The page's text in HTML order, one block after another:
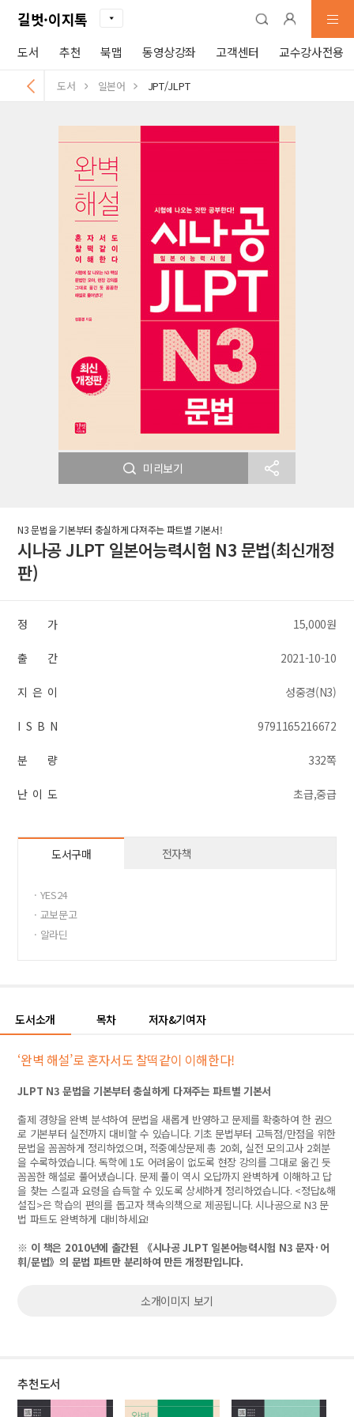
길벗·이지톡
도서 추천 북맵 동영상강좌 고객센터 교수강사전용
도서 일본어 JPT/JLPT
미리보기
N3 문법을 기본부터 충실하게 다져주는 파트별 기본서!
시나공 JLPT 일본어능력시험 N3 문법(최신개정
판)
정 가 15,000원
출 간 2021-10-10
지 은 이 성중경(N3)
I S B N 9791165216672
분 량 332쪽
난 이 도 초급,중급
도서구매 전자책
· YES24
· 교보문고
· 알라딘
도서소개 목차 저자&기여자
‘완벽 해설’로 혼자서도 찰떡같이 이해한다!
JLPT N3문법을 기본부터 충실하게 다져주는 파트별 기본서
출제 경향을 완벽 분석하여 문법을 새롭게 반영하고 문제를 확충하여 한 권으
로 기본부터 실전까지 대비할 수 있습니다. 기초 문법부터 고득점/만점을 위한
문법을 꼼꼼하게 정리하였으며, 적중예상문제 총 20회, 실전 모의고사 2회분
을 수록하였습니다.독학에1도 어려움이 없도록 현장 강의를 그대로 옮긴 듯
꼼꼼한 해설로 풀어냈습니다. 문제 풀이 역시 오답까지 완벽하게 이해하고 답
을 찾는 스킬과 요령을 습득할 수 있도록 상세하게 정리하였습니다. <정답&해
설집>은 학습의 편의를 돕고자 책속의책으로 제공됩니다. 시나공으로N3 문
법 파트도 완벽하게 대비하세요!
※ 이 책은 2010년에 출간된 《시나공JLPT 일본어능력시험 N3 문자· 어
휘/문법》의 문법 파트만 분리하여 만든 개정판입니다.
소개이미지 보기
추천도서